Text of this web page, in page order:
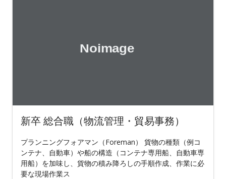
新卒 総合職（物流管理・貿易事務）
プランニングフォアマン（Foreman） 貨物の種類（例コ
ンテナ、自動車）や船の構造（コンテナ専用船、自動車専
用船）を加味し、貨物の積み降ろしの手順作成、作業に必
要な現場作業ス